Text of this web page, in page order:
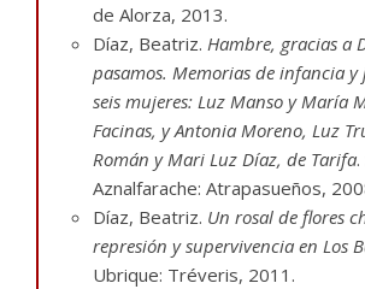
de Alorza, 2013.
Díaz, Beatriz. Hambre, gracias a
pasamos. Memorias de infancia
seis mujeres: Luz Manso y María
Facinas, y Antonia Moreno, Luz
Román y Mari Luz Díaz, de Tarifa
Aznalfarache: Atrapasueños,
Díaz, Beatriz. Un rosal de flores
represión y supervivencia en Los
Ubrique: Tréveris, 2011.